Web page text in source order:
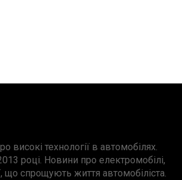
високі технології в автомобілях.
році. Новини про електромобілі,
що спрощують життя автомобіліста.